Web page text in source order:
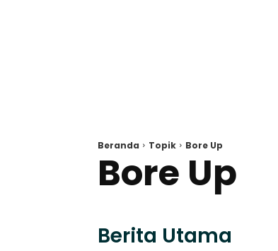
Beranda Topik Bore Up
Bore Up
Berita Utama